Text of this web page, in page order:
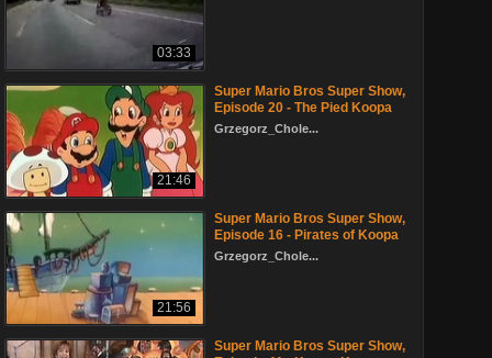
03:33
21:46
Super Mario Bros Super Show,
Episode 20 - The Pied Koopa
Grzegorz_Chole...
21:56
Super Mario Bros Super Show,
Episode 16 - Pirates of Koopa
Grzegorz_Chole...
Super Mario Bros Super Show,